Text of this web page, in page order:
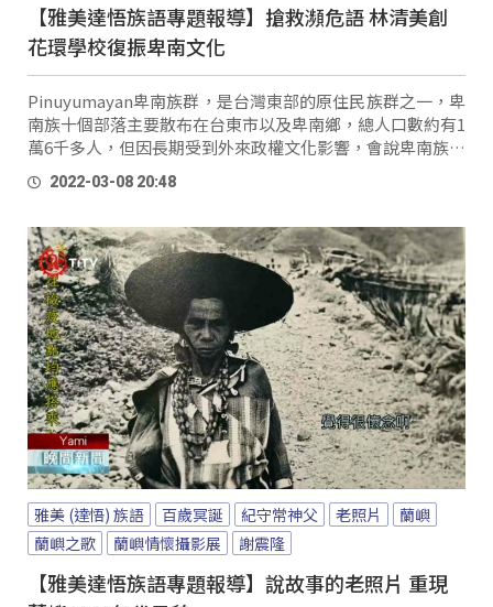
【雅美達悟族語專題報導】搶救瀕危語 林清美創
花環學校復振卑南文化
Pinuyumayan卑南族群，是台灣東部的原住民族群之一，卑
南族十個部落主要散布在台東市以及卑南鄉，總人口數約有1
萬6千多人，但因長期受到外來政權文化影響，會說卑南族語
的人數也快速銳減，聯合國教科文組織也將卑南族語列為瀕
危語言。
2022-03-08 20:48
雅美 (達悟) 族語 百歲冥誕 紀守常神父 老照片
蘭嶼
蘭嶼之歌
蘭嶼情懷攝影展 謝震隆
【雅美達悟族語專題報導】說故事的老照片 重現